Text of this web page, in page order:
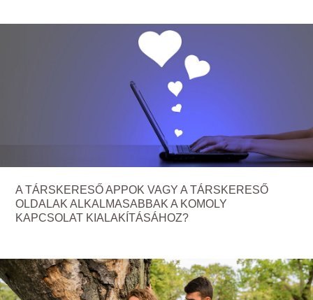
A TÁRSKERESŐ APPOK VAGY A TÁRSKERESŐ
OLDALAK ALKALMASABBAK A KOMOLY
KAPCSOLAT KIALAKÍTÁSÁHOZ?